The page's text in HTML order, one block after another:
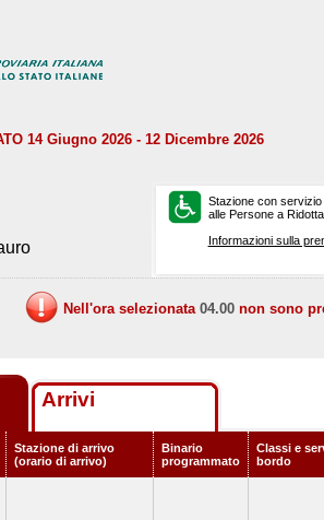
14 Giugno 2026 - 12 Dicembre 2026
Stazione con
alle Persone a
Informazioni sulla
Nell'ora selezionata 04.00 non sono
Arrivi
Stazione di arrivo
(orario di arrivo)
Binario
programmato
Classi e
bordo